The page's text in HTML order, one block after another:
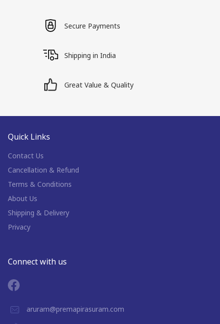
Secure Payments
Shipping in India
Great Value & Quality
Quick Links
Contact Us
Cancellation & Refund
Terms & Conditions
About Us
Shipping & Delivery
Privacy
Connect with us
aruram@premapirasuram.com